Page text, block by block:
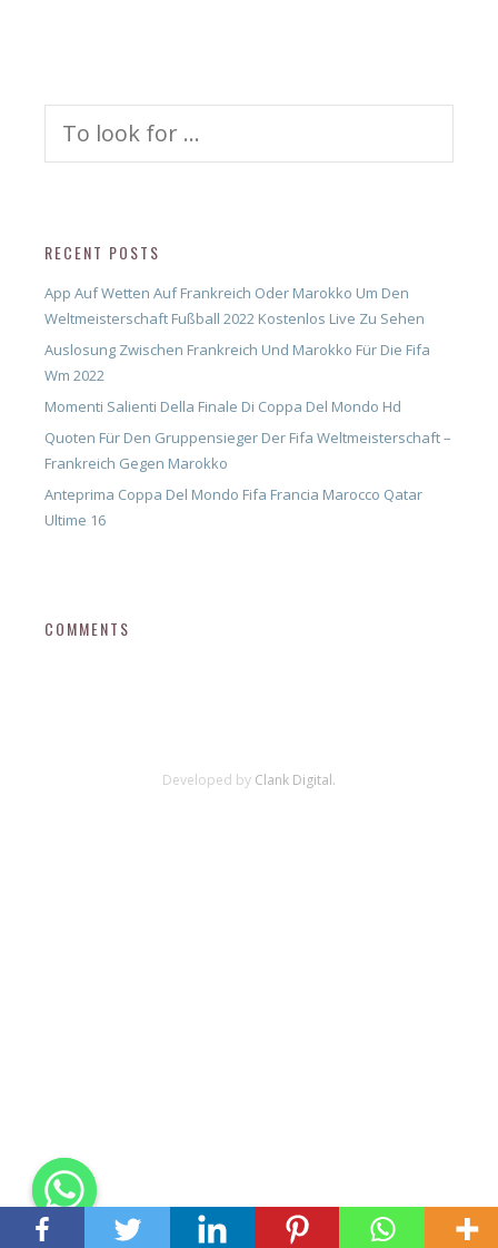
RECENT POSTS
App Auf Wetten Auf Frankreich Oder Marokko Um Den
Weltmeisterschaft Fußball 2022 Kostenlos Live Zu Sehen
Auslosung Zwischen Frankreich Und Marokko Für Die Fifa
Wm 2022
Momenti Salienti Della Finale Di Coppa Del Mondo Hd
Quoten Für Den Gruppensieger Der Fifa Weltmeisterschaft –
Frankreich Gegen Marokko
Anteprima Coppa Del Mondo Fifa Francia Marocco Qatar
Ultime 16
COMMENTS
Developed by Clank Digital.